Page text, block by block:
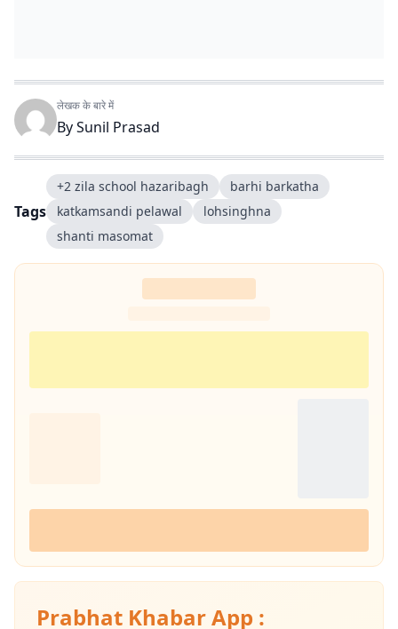
लेखक के बारे में
BySunil Prasad
Tags
+2 zila school hazaribagh
barhi barkatha
katkamsandi pelawal
lohsinghna
shanti masomat
Prabhat Khabar App :